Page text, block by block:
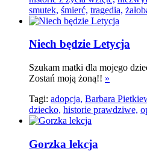
smutek, śmierć, tragedia,
Niech będzie Letycja
Szukam matki dla mojego
Zostań moją żoną!! »
Tagi: adopcja, Barbara
dziecko, historie prawdziwe,
Gorzka lekcja